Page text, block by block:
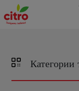
Перейти
Перейти
Категории